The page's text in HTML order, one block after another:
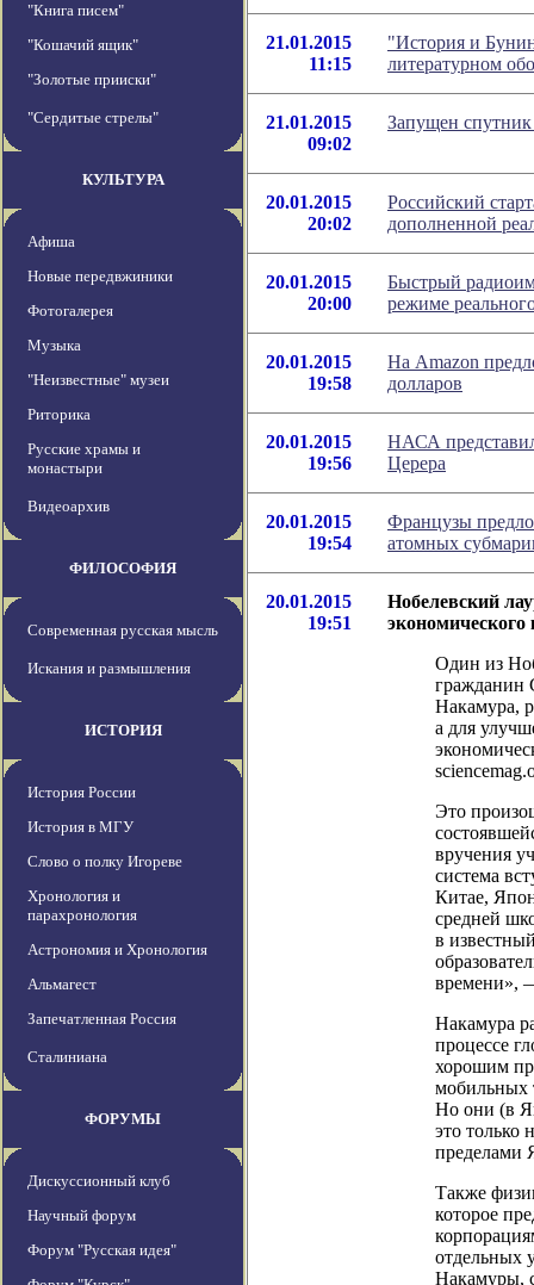
"Книга писем"
"Кошачий ящик"
"Золотые прииски"
"Сердитые стрелы"
КУЛЬТУРА
Афиша
Новые передвжиники
Фотогалерея
Музыка
"Неизвестные" музеи
Риторика
Русские храмы и
монастыри
Видеоархив
ФИЛОСОФИЯ
Современная русская мысль
Искания и размышления
ИСТОРИЯ
История России
История в МГУ
Слово о полку Игореве
Хронология и
парахронология
Астрономия и Хронология
Альмагест
Запечатленная Россия
Сталиниана
ФОРУМЫ
Дискуссионный клуб
Научный форум
Форум "Русская идея"
21.01.2015
11:15
"История и
литературном
21.01.2015
09:02
Запущен
20.01.2015
20:02
Российский
дополненной
20.01.2015
20:00
Быстрый
режиме
20.01.2015
19:58
На Amazon
долларов
20.01.2015
19:56
НАСА
Церера
20.01.2015
19:54
Французы
атомных
20.01.2015
19:51
Нобелевский
экономического
Один из
гражданин
Накамура,
а для
Это
вручения
система
Китае,
средней
в
времени»,
Накамура
процессе
хорошим
мобильных
Но они (в
это только
пределами
Также
которое
отдельных
Накамуры,